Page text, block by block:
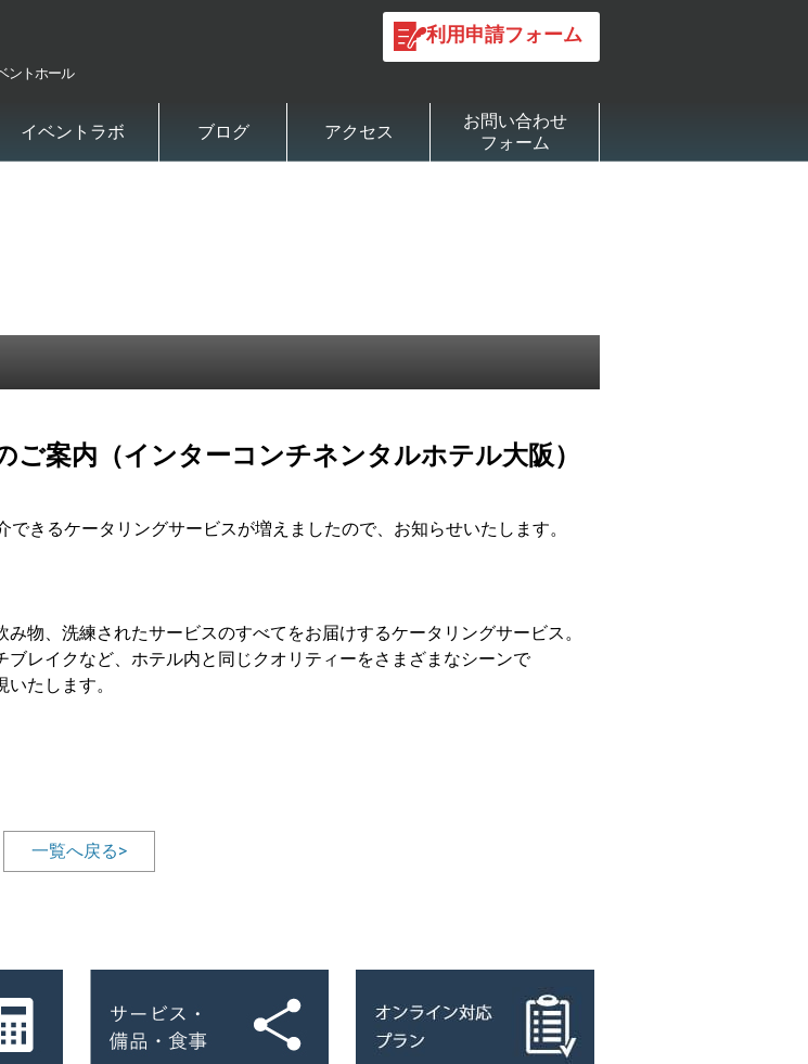
ントホール
利用申請フォーム
イベントラボ ブログ アクセス
お問い合わせ
フォーム
案内（インターコンチネンタルホテル大阪）
きるケータリングサービスが増えましたので、お知らせいたします。
物、洗練されたサービスのすべてをお届けするケータリングサービス。
レイクなど、ホテル内と同じクオリティーをさまざまなシーンで
たします。
一覧へ戻る>